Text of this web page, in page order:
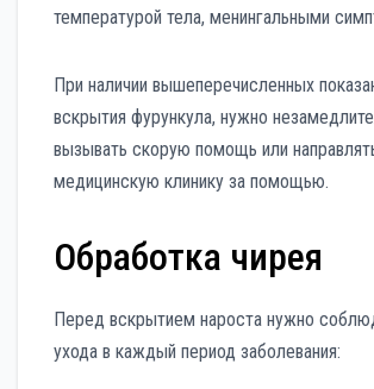
температурой тела, менингальными
При наличии вышеперечисленных
вскрытия фурункула, нужно
вызывать скорую помощь или
медицинскую клинику за помощью.
Обработка чирея
Перед вскрытием нароста нужно
ухода в каждый период заболевания: